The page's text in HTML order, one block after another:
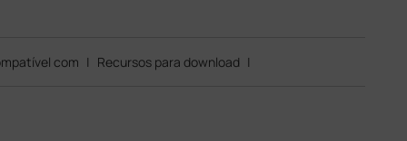
com | Recursos para download |